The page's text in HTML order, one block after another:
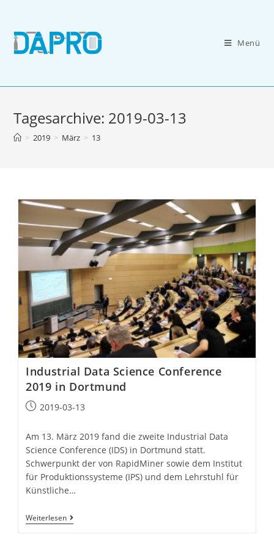
springen
Menü
Tagesarchive: 2019-03-13
> 2019 > März > 13
Industrial Data Science Conference
2019 in Dortmund
Beitrag2019-03-13
Am 13. März 2019 fand die zweite Industrial Data
Science Conference (IDS) in Dortmund statt.
Schwerpunkt der von RapidMiner sowie dem Institut
für Produktionssysteme (IPS) und dem Lehrstuhl für
Künstliche…
WeiterlesenIndustrial
Data